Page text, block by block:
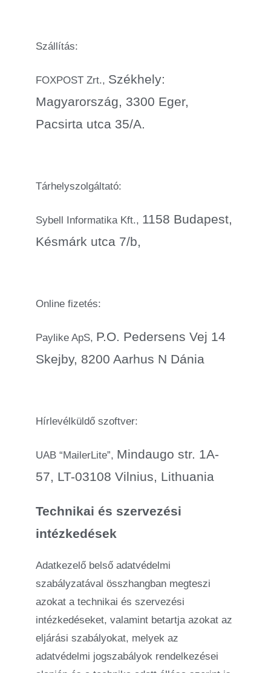
Szállítás:
FOXPOST Zrt., Székhely:
Magyarország, 3300 Eger,
Pacsirta utca 35/A.
Tárhelyszolgáltató:
Sybell Informatika Kft., 1158 Budapest,
Késmárk utca 7/b,
Online fizetés:
Paylike ApS, P.O. Pedersens Vej 14
Skejby, 8200 Aarhus N Dánia
Hírlevélküldő szoftver:
UAB “MailerLite”, Mindaugo str. 1A-
57, LT-03108 Vilnius, Lithuania
Technikai és szervezési
intézkedések
Adatkezelő belső adatvédelmi
szabályzatával összhangban megteszi
azokat a technikai és szervezési
intézkedéseket, valamint betartja azokat az
eljárási szabályokat, melyek az
adatvédelmi jogszabályok rendelkezései